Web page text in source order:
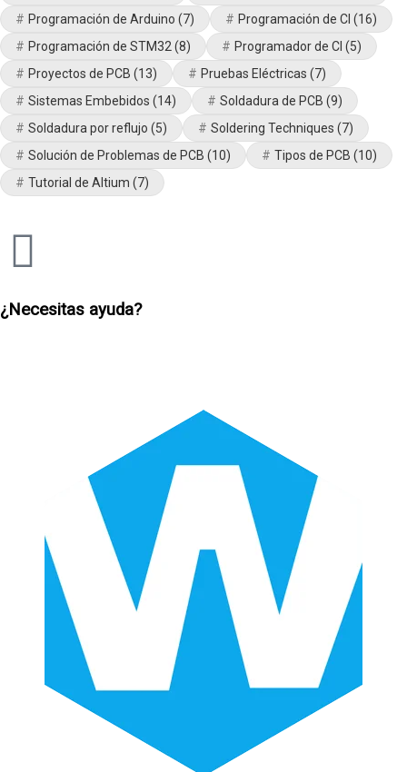
Programación de Arduino (7) Programación de CI (16)
Programación de STM32 (8) Programador de CI (5)
Proyectos de PCB (13) Pruebas Eléctricas (7)
Sistemas Embebidos (14) Soldadura de PCB (9)
Soldadura por reflujo (5) Soldering Techniques (7)
Solución de Problemas de PCB (10) Tipos de PCB (10)
Tutorial de Altium (7)
¿Necesitas ayuda?